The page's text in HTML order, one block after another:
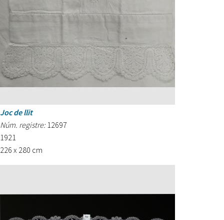
Joc de llit
Núm. registre: 12697
1921
226 x 280 cm